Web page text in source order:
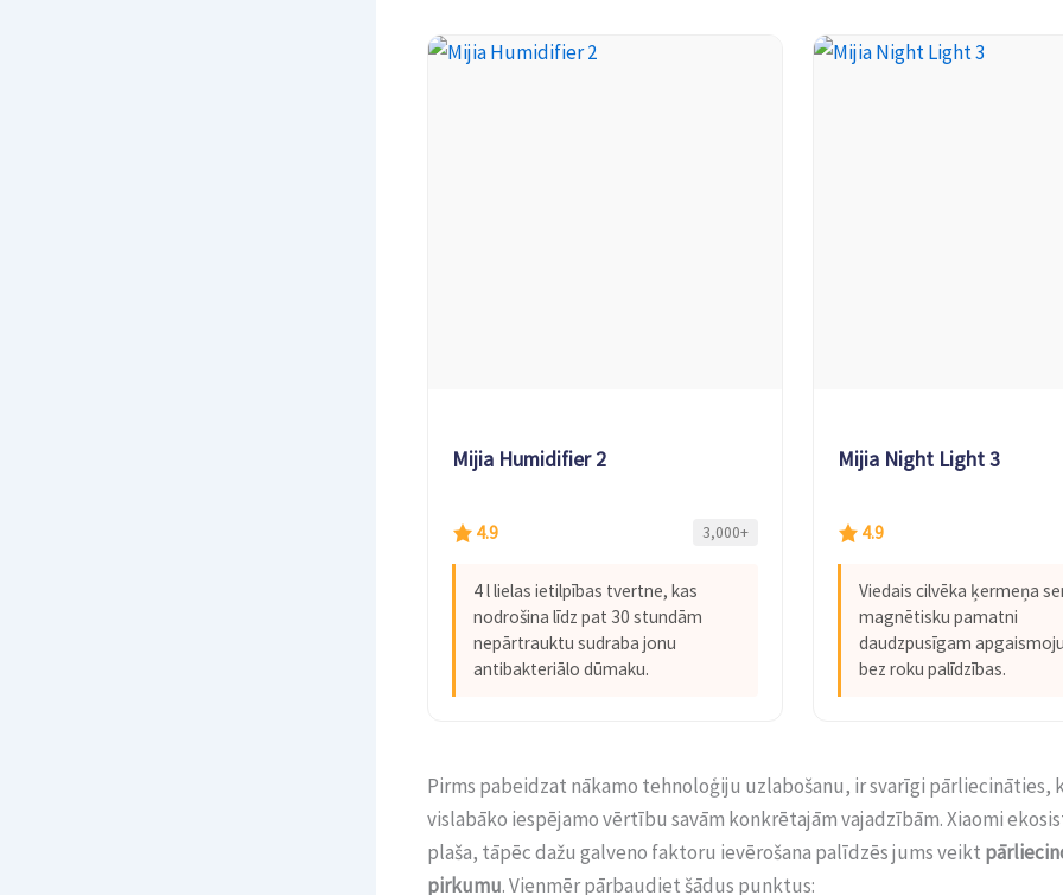
Mijia Humidifier 2
4.9 3,000+
4 l lielas ietilpības tvertne, kas
nodrošina līdz pat 30 stundām
nepārtrauktu sudraba jonu
antibakteriālo dūmaku.
Mijia Night Light 3
4.9
Viedais cilvēka ķermeņa
magnētisku pamatni
daudzpusīgam
bez roku palīdzības.
Pirms pabeidzat nākamo tehnoloģiju uzlabošanu, ir svarīgi pārliecināties,
vislabāko iespējamo vērtību savām konkrētajām vajadzībām. Xiaomi
plaša, tāpēc dažu galveno faktoru ievērošana palīdzēs jums veikt
pirkumu. Vienmēr pārbaudiet šādus punktus: